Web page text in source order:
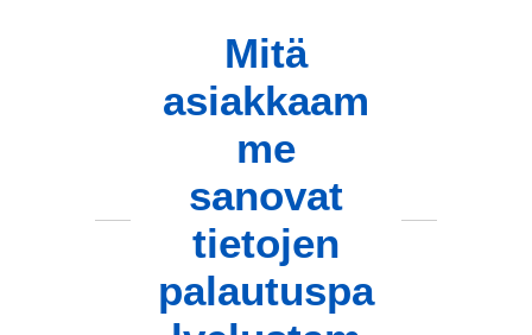
Mitä
asiakkaam
me
sanovat
tietojen
palautuspa